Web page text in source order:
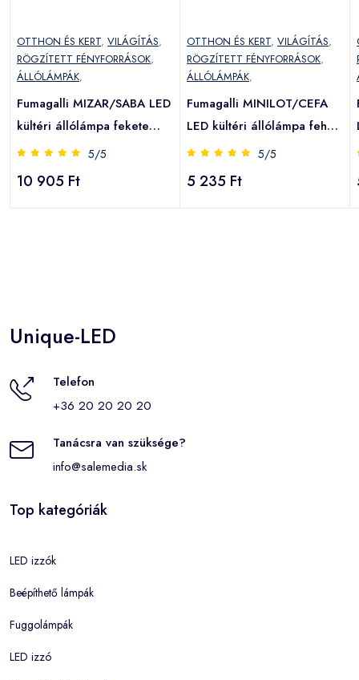
OTTHON ÉS KERT, VILÁGÍTÁS,
RÖGZÍTETT FÉNYFORRÁSOK,
ÁLLÓLÁMPÁK,
Fumagalli MIZAR/SABA LED
kültéri állólámpa fekete
(K22.151.000.AXF1L)
(K22.151.000.AXF1L)
5/5
10 905 Ft
OTTHON ÉS KERT, VILÁGÍTÁS,
RÖGZÍTETT FÉNYFORRÁSOK,
ÁLLÓLÁMPÁK,
Fumagalli MINILOT/CEFA
LED kültéri állólámpa fehér
(U23.111.000.WXE27)
5/5
5 235 Ft
Unique-LED
Telefon
+36 20 20 20 20
Tanácsra van szüksége?
info@salemedia.sk
Top kategóriák
LED izzók
Beépíthető lámpák
Fuggolámpák
LED izzó